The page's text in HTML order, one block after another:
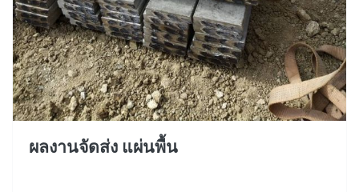
ผลงานจัดส่ง แผ่นพื้น